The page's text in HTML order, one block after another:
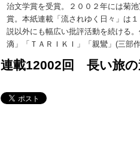
治文学賞を受賞。２００２年には菊
賞。本紙連載「流されゆく日々」は
説以外にも幅広い批評活動を続ける。
滴 」「ＴＡＲＩＫＩ」「 親鸞 」(三部
連載12002回 長い旅